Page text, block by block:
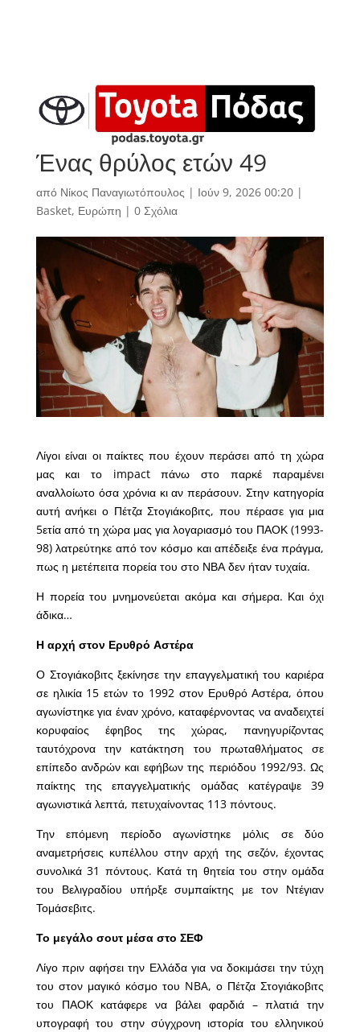
Ένας θρύλος ετών 49
από Νίκος Παναγιωτόπουλος | Ιούν 9, 2026 00:20|
Basket, Ευρώπη | 0 Σχόλια
Λίγοι είναι οι παίκτες που έχουν περάσει από τη χώρα
μας και το impact πάνω στο παρκέ παραμένει
αναλλοίωτο όσα χρόνια κι αν περάσουν. Στην κατηγορία
αυτή ανήκει ο Πέτζα Στογιάκοβιτς, που πέρασε για μια
5ετία από τη χώρα μας για λογαριασμό του ΠΑΟΚ (1993-
98) λατρεύτηκε από τον κόσμο και απέδειξε ένα πράγμα,
πως η μετέπειτα πορεία του στο ΝΒΑ δεν ήταν τυχαία.
Η πορεία του μνημονεύεται ακόμα και σήμερα. Και όχι
άδικα…
Η αρχή στον Ερυθρό Αστέρα
Ο Στογιάκοβιτς ξεκίνησε την επαγγελματική του καριέρα
σε ηλικία 15 ετών το 1992 στον Ερυθρό Αστέρα, όπου
αγωνίστηκε για έναν χρόνο, καταφέρνοντας να αναδειχτεί
κορυφαίος έφηβος της χώρας, πανηγυρίζοντας
ταυτόχρονα την κατάκτηση του πρωταθλήματος σε
επίπεδο ανδρών και εφήβων της περιόδου 1992/93. Ως
παίκτης της επαγγελματικής ομάδας κατέγραψε 39
αγωνιστικά λεπτά, πετυχαίνοντας 113 πόντους.
Την επόμενη περίοδο αγωνίστηκε μόλις σε δύο
αναμετρήσεις κυπέλλου στην αρχή της σεζόν, έχοντας
συνολικά 31 πόντους. Κατά τη θητεία του στην ομάδα
του Βελιγραδίου υπήρξε συμπαίκτης με τον Ντέγιαν
Τομάσεβιτς.
Το μεγάλο σουτ μέσα στο ΣΕΦ
Λίγο πριν αφήσει την Ελλάδα για να δοκιμάσει την τύχη
του στον μαγικό κόσμο του NBA, ο Πέτζα Στογιάκοβιτς
του ΠΑΟΚ κατάφερε να βάλει φαρδιά – πλατιά την
υπογραφή του στην σύγχρονη ιστορία του ελληνικού